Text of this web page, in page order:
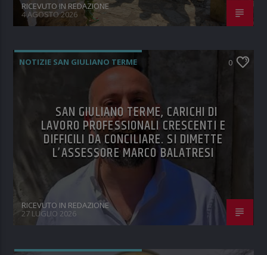
RICEVUTO IN REDAZIONE
4 AGOSTO 2026
NOTIZIE SAN GIULIANO TERME 0
SAN GIULIANO TERME, CARICHI DI
LAVORO PROFESSIONALI CRESCENTI E
DIFFICILI DA CONCILIARE. SI DIMETTE
L’ASSESSORE MARCO BALATRESI
RICEVUTO IN REDAZIONE
27 LUGLIO 2026